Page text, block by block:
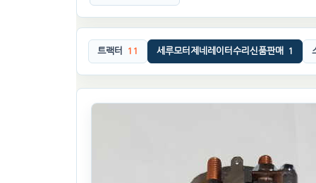
트랙터 11 세루모터제네레이터수리신품판매 1